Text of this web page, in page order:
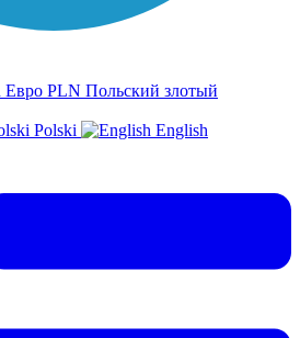
Евро PLN Польский злотый
Polski English